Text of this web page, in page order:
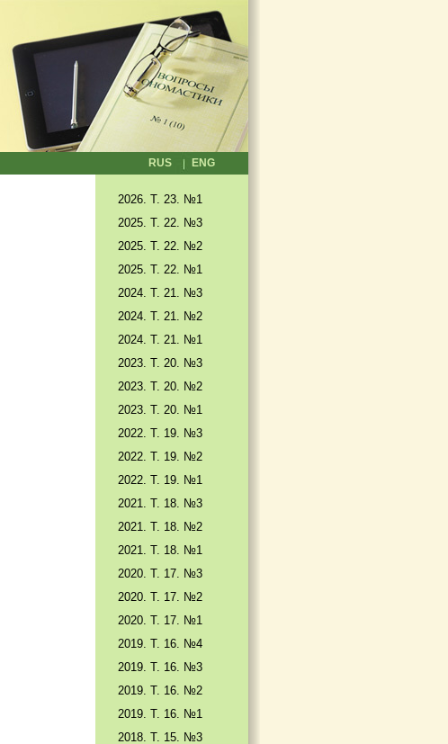
RUS ENG
2026. T. 23. №1
2025. T. 22. №3
2025. Т. 22. №2
2025. Т. 22. №1
2024. Т. 21. №3
2024. Т. 21. №2
2024. Т. 21. №1
2023. Т. 20. №3
2023. Т. 20. №2
2023. Т. 20. №1
2022. Т. 19. №3
2022. Т. 19. №2
2022. Т. 19. №1
2021. Т. 18. №3
2021. Т. 18. №2
2021. Т. 18. №1
2020. Т. 17. №3
2020. Т. 17. №2
2020. Т. 17. №1
2019. Т. 16. №4
2019. Т. 16. №3
2019. Т. 16. №2
2019. Т. 16. №1
2018. Т. 15. №3